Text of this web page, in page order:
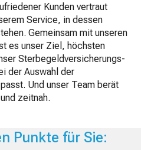
Kunden vertraut
Service, in dessen
Gemeinsam mit unseren
es unser Ziel, höchsten
Sterbegeldversicherungs-
der Auswahl der
Und unser Team berät
zeitnah.
Punkte für Sie: